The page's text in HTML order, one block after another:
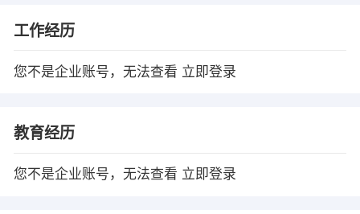
工作经历
您不是企业账号，无法查看 立即登录
教育经历
您不是企业账号，无法查看 立即登录